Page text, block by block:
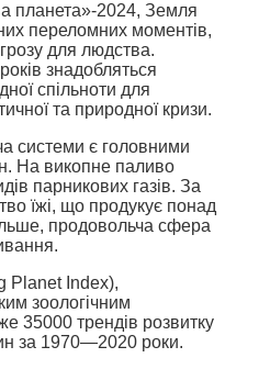
планета»-2024, Земля
переломних моментів,
для людства.
знадобляться
спільноти для
та природної кризи.
системи є головними
На викопне паливо
парникових газів. За
їжі, що продукує понад
продовольча сфера
Planet Index),
зоологічним
35000 трендів розвитку
за 1970—2020 роки.